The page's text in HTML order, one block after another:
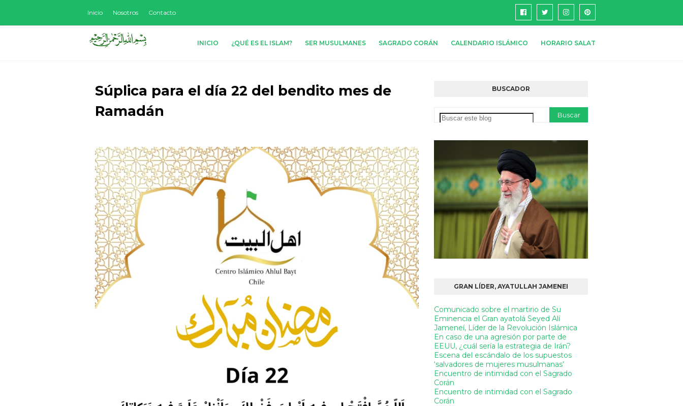
Inicio Nosotros Contacto
INICIO ¿QUÉ ES EL ISLAM? SER MUSULMANES SAGRADO CORÁN CALENDARIO ISLÁMICO HORARIO SALAT
Súplica para el día 22 del bendito mes de
Ramadán
BUSCADOR
GRAN LÍDER, AYATULLAH JAMENEI
Comunicado sobre el martirio de Su
Eminencia el Gran ayatolá Seyed Alí
Jameneí, Líder de la Revolución Islámica
En caso de una agresión por parte de
EEUU, ¿cuál sería la estrategia de Irán?
Escena del escándalo de los supuestos
‘salvadores de mujeres musulmanas’
Encuentro de intimidad con el Sagrado
Corán
Encuentro de intimidad con el Sagrado
Corán